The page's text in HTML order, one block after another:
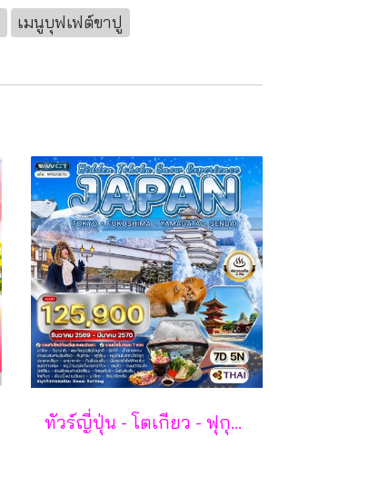
เมนูบุฟเฟต์ขาปู
ทัวร์ญี่ปุ่น - โตเกียว - ฟุกุชิมะ - ยามากะตะ - เซนได 7 วัน - TG